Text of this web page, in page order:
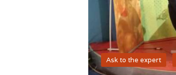
Ask to the expert ,